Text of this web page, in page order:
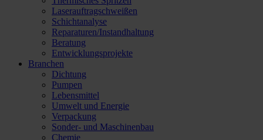
Laserauftragschweißen
Schichtanalyse
Reparaturen/​Instandhaltung
Beratung
Entwicklungsprojekte
Branchen
Dichtung
Pumpen
Lebensmittel
Umwelt und Energie
Verpackung
Sonder- und Maschinenbau
Chemie